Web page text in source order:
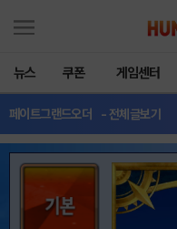
뉴스 쿠폰 게임센터
페이트그랜드오더 - 전체글보기